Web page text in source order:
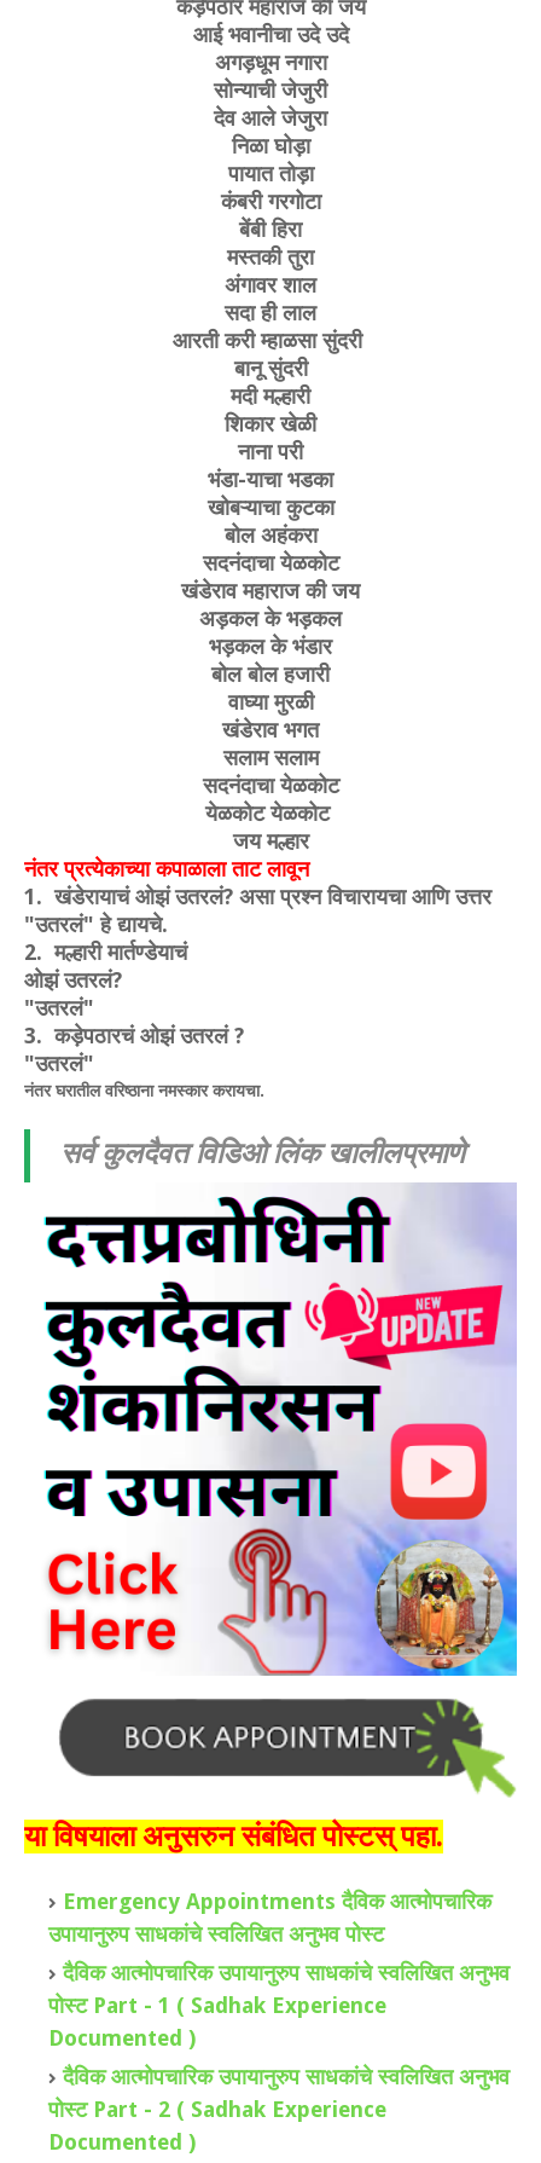
कड़ेपठार महाराज की जय
आई भवानीचा उदे उदे
अगड़धूम नगारा
सोन्याची जेजुरी
देव आले जेजुरा
निळा घोड़ा
पायात तोड़ा
कंबरी गरगोटा
बेंबी हिरा
मस्तकी तुरा
अंगावर शाल
सदा ही लाल
आरती करी म्हाळसा सुंदरी
बानू सुंदरी
मदी मल्हारी
शिकार खेळी
नाना परी
भंडा-याचा भडका
खोबऱ्याचा कुटका
बोल अहंकरा
सदनंदाचा येळकोट
खंडेराव महाराज की जय
अड़कल के भड़कल
भड़कल के भंडार
बोल बोल हजारी
वाघ्या मुरळी
खंडेराव भगत
सलाम सलाम
सदनंदाचा येळकोट
येळकोट येळकोट
जय मल्हार
नंतर प्रत्येकाच्या कपाळाला ताट लावून
1. खंडेरायाचं ओझं उतरलं? असा प्रश्न विचारायचा आणि उत्तर
"उतरलं" हे द्यायचे.
2. मल्हारी मार्तण्डेयाचं
ओझं उतरलं?
"उतरलं"
3. कड़ेपठारचं ओझं उतरलं ?
"उतरलं"
नंतर घरातील वरिष्ठाना नमस्कार करायचा.
सर्व कुलदैवत विडिओ लिंक खालीलप्रमाणे
या विषयाला अनुसरुन संबंधित पोस्टस् पहा.
Emergency Appointments दैविक आत्मोपचारिक
उपायानुरुप साधकांचे स्वलिखित अनुभव पोस्ट
दैविक आत्मोपचारिक उपायानुरुप साधकांचे स्वलिखित अनुभव
पोस्ट Part - 1 ( Sadhak Experience
Documented )
दैविक आत्मोपचारिक उपायानुरुप साधकांचे स्वलिखित अनुभव
पोस्ट Part - 2 ( Sadhak Experience
Documented )